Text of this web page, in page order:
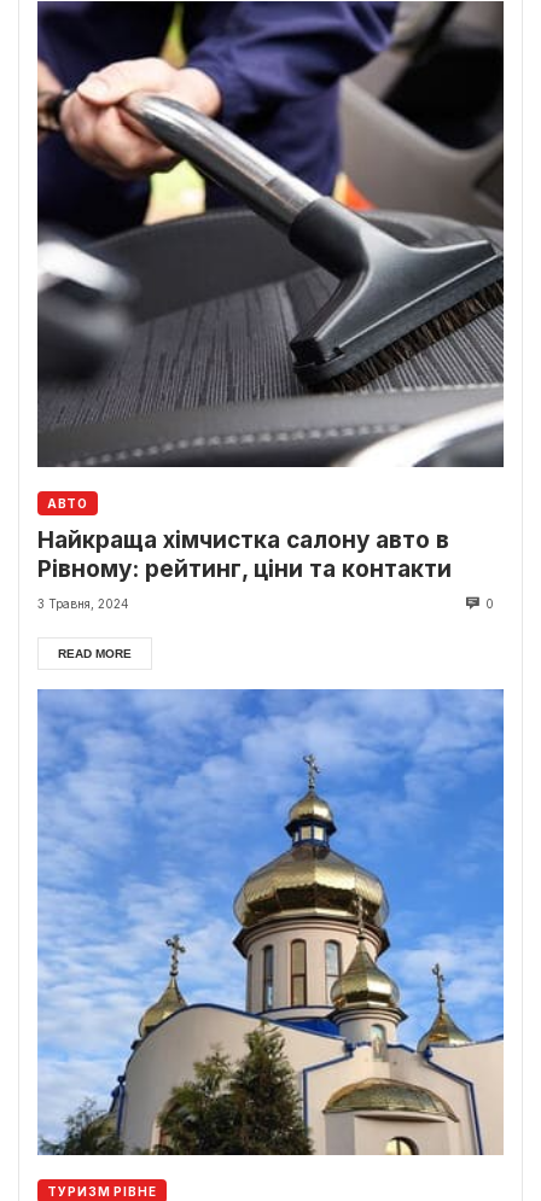
АВТО
Найкраща хімчистка салону авто в
Рівному: рейтинг, ціни та контакти
3 Травня, 2024 0
READ MORE
ТУРИЗМ РІВНЕ